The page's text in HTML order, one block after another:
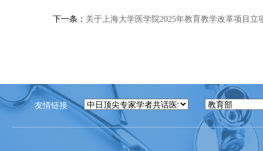
下一条： 关于上海大学医学院2025年教育教学改革项目立
友情链接